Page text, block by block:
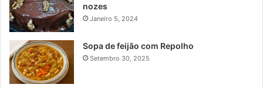
nozes
Janeiro 5, 2024
Sopa de feijão com Repolho
Setembro 30, 2025